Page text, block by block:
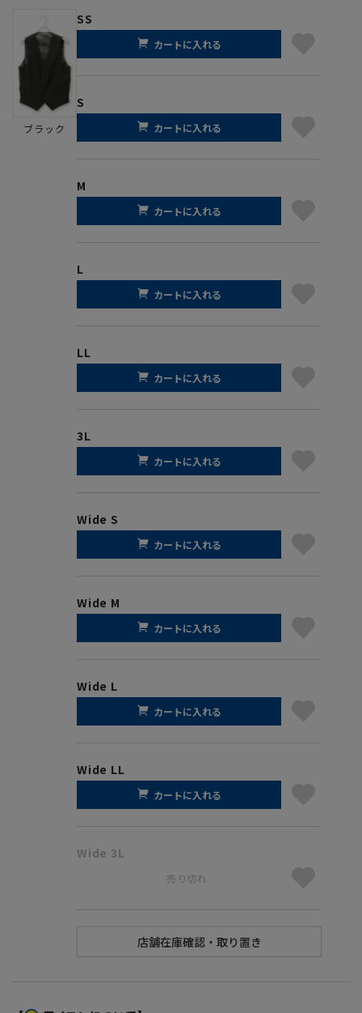
ブラック
SS
カートに入れる
S
カートに入れる
M
カートに入れる
L
カートに入れる
LL
カートに入れる
3L
カートに入れる
Wide S
カートに入れる
Wide M
カートに入れる
Wide L
カートに入れる
Wide LL
カートに入れる
Wide 3L
売り切れ